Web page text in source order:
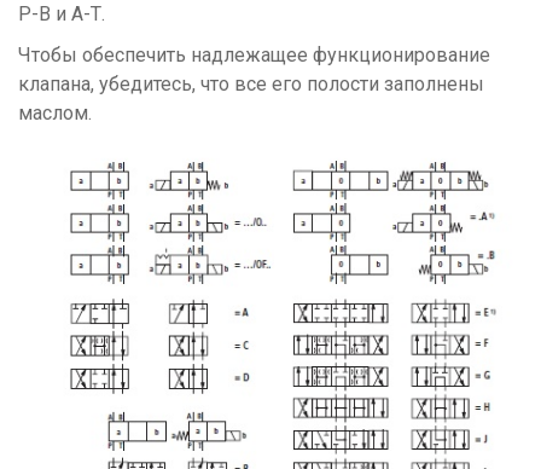
Р-В и А-Т.
Чтобы обеспечить надлежащее функционирование
клапана, убедитесь, что все его полости заполнены
маслом.